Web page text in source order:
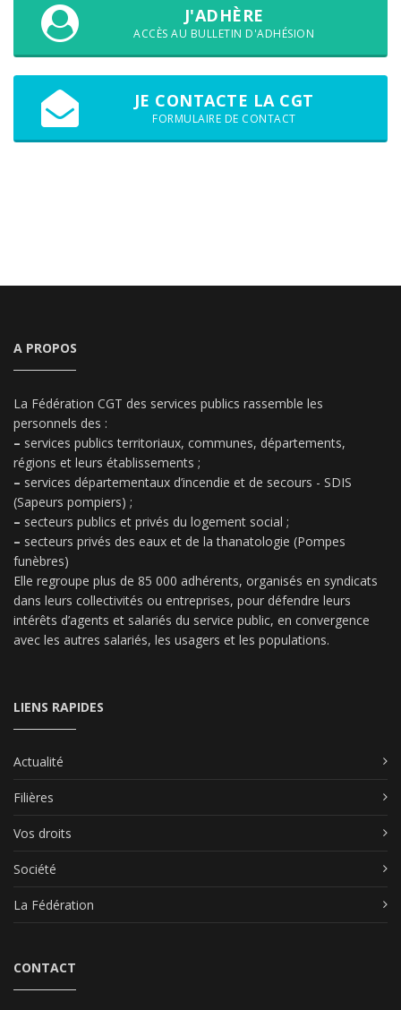
J'ADHÈRE
ACCÈS AU BULLETIN D'ADHÉSION
JE CONTACTE LA CGT
FORMULAIRE DE CONTACT
A PROPOS
La Fédération CGT des services publics rassemble les
personnels des :
– services publics territoriaux, communes, départements,
régions et leurs établissements ;
– services départementaux d’incendie et de secours - SDIS
(Sapeurs pompiers) ;
– secteurs publics et privés du logement social ;
– secteurs privés des eaux et de la thanatologie (Pompes
funèbres)
Elle regroupe plus de 85 000 adhérents, organisés en syndicats
dans leurs collectivités ou entreprises, pour défendre leurs
intérêts d’agents et salariés du service public, en convergence
avec les autres salariés, les usagers et les populations.
LIENS RAPIDES
Actualité
Filières
Vos droits
Société
La Fédération
CONTACT